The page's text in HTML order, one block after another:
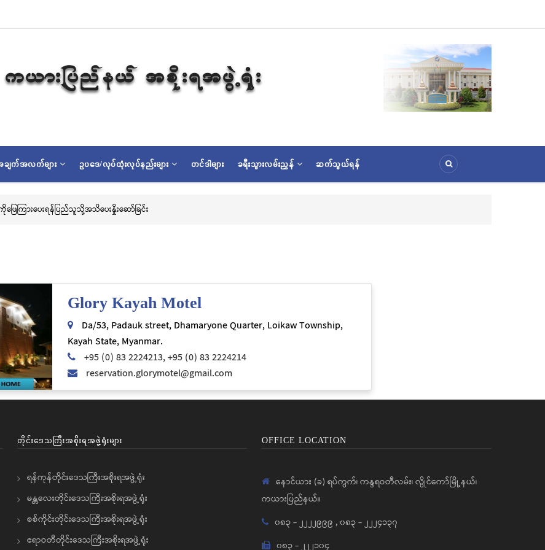
ျက်အလက်များ ဥပဒေ/လုပ်ထုံးလုပ်နည်းများ တင်ဒါများ ခရီးသွားလမ်းညွှန် ဆက်သွယ်ရန်
ေကြားပေးရန်ပြည်သူသို့အသိပေးနှိုးဆော်ခြင်း
Glory Kayah Motel
Da/53, Padauk street, Dhamaryone Quarter, Loikaw Township,
Kayah State, Myanmar.
+95 (0) 83 2224213, +95 (0) 83 2224214
reservation.glorymotel@gmail.com
တိုင်းဒေသကြီးအစိုးရအဖွဲ့ရုံးများ
ရန်ကုန်တိုင်းဒေသကြီးအစိုးရအဖွဲ့ရုံး
မန္တလေးတိုင်းဒေသကြီးအစိုးရအဖွဲ့ရုံး
စစ်ကိုင်းတိုင်းဒေသကြီးအစိုးရအဖွဲ့ရုံး
ဧရာဝတီတိုင်းဒေသကြီးအစိုးရအဖွဲ့ရုံး
OFFICE LOCATION
နောင်ယား (ခ) ရပ်ကွက်၊ ကန္ဒရဝတီလမ်း၊ လွိုင်ကော်မြို့နယ်၊
ကယားပြည်နယ်။
၀၈၃ - ၂၂၂၂၉၉၉ ,၀၈၃ - ၂၂၂၄၁၃၇
၀၈၃ - ၂၂၂၁၀၄